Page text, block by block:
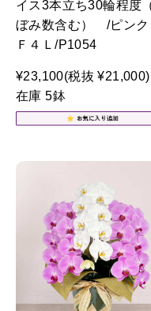
イス3本立ち30輪程度
ぼみ数含む） /ピンク
Ｆ４Ｌ/P1054
¥23,100(税抜 ¥21,000)
在庫 5鉢